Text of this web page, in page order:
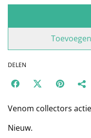
DELEN
Venom collectors
Nieuw.